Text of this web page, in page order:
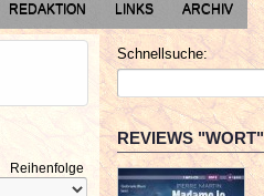
REDAKTION LINKS ARCHIV
Reihenfolge
Schnellsuche:
REVIEWS "WORT"